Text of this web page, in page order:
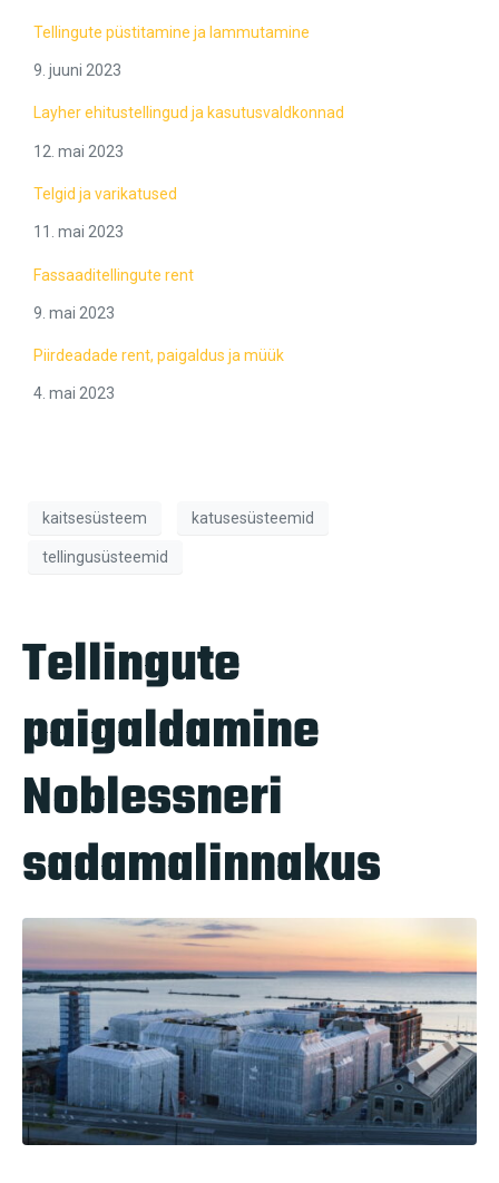
Tellingute püstitamine ja lammutamine
9. juuni 2023
Layher ehitustellingud ja kasutusvaldkonnad
12. mai 2023
Telgid ja varikatused
11. mai 2023
Fassaaditellingute rent
9. mai 2023
Piirdeadade rent, paigaldus ja müük
4. mai 2023
kaitsesüsteem katusesüsteemid
tellingusüsteemid
Tellingute
paigaldamine
Noblessneri
sadamalinnakus